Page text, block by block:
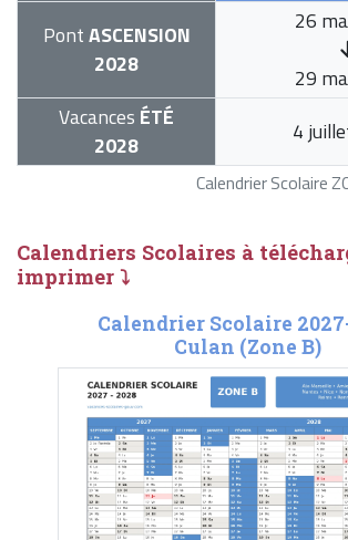
Calendrier Scolaire
PontASCENSION
2028
26
29
Vacances ÉTÉ
2028
4
Calendriers Scolaires à
imprimer ⤵
Calendrier Scolaire
Culan (Zone B)